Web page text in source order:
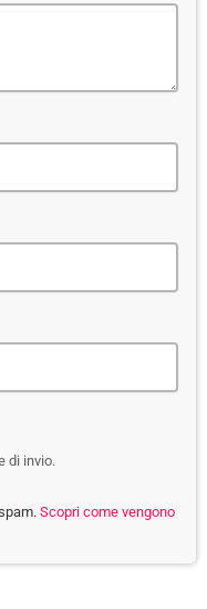
di invio.
Scopri come vengono